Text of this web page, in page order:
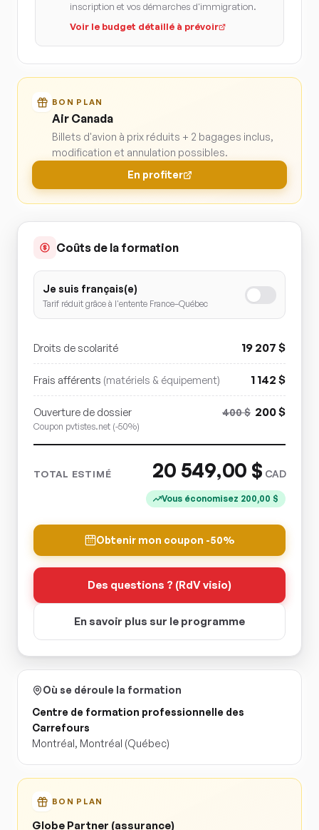
inscription et vos démarches d'immigration.
Voir le budget détaillé à prévoir
BON PLAN
Air Canada
Billets d'avion à prix réduits + 2 bagages inclus,
modification et annulation possibles.
En profiter
Coûts de la formation
Je suis français(e)
Tarif réduit grâce à l'entente France–Québec
Droits de scolarité 19 207 $
Frais afférents (matériels & équipement) 1 142 $
Ouverture de dossier
Coupon pvtistes.net (-50%)
400$ 200$
TOTAL ESTIMÉ 20 549,00 $ CAD
Vous économisez 200,00 $
Obtenir mon coupon -50%
Des questions ? (RdV visio)
En savoir plus sur le programme
Où se déroule la formation
Centre de formation professionnelle des
Carrefours
Montréal, Montréal (Québec)
BON PLAN
Globe Partner (assurance)